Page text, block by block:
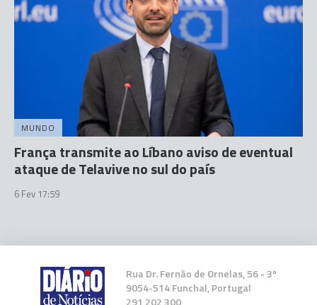
MUNDO
França transmite ao Líbano aviso de eventual
ataque de Telavive no sul do país
6 Fev 17:59
Rua Dr. Fernão de Ornelas, 56 - 3º
9054-514 Funchal, Portugal
291 202 300